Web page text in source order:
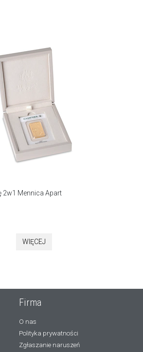
2w1 Mennica Apart
WIĘCEJ
Firma
O nas
Polityka prywatności
Zgłaszanie naruszeń